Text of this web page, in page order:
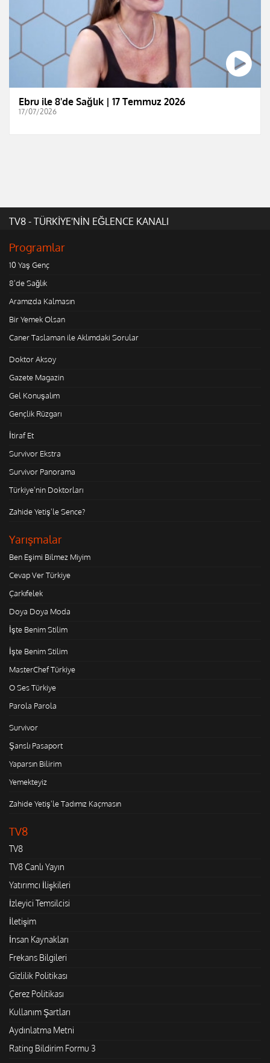
Ebru ile 8'de Sağlık | 17 Temmuz 2026
17/07/2026
TV8 - TÜRKİYE'NİN EĞLENCE KANALI
Programlar
10 Yaş Genç
8'de Sağlık
Aramızda Kalmasın
Bir Yemek Olsan
Caner Taslaman ile Aklımdaki Sorular
Doktor Aksoy
Gazete Magazin
Gel Konuşalım
Gençlik Rüzgarı
İtiraf Et
Survivor Ekstra
Survivor Panorama
Türkiye'nin Doktorları
Zahide Yetiş'le Sence?
Yarışmalar
Ben Eşimi Bilmez Miyim
Cevap Ver Türkiye
Çarkıfelek
Doya Doya Moda
İşte Benim Stilim
İşte Benim Stilim
MasterChef Türkiye
O Ses Türkiye
Parola Parola
Survivor
Şanslı Pasaport
Yaparsın Bilirim
Yemekteyiz
Zahide Yetiş'le Tadımız Kaçmasın
TV8
TV8
TV8 Canlı Yayın
Yatırımcı İlişkileri
İzleyici Temsilcisi
İletişim
İnsan Kaynakları
Frekans Bilgileri
Gizlilik Politikası
Çerez Politikası
Kullanım Şartları
Aydınlatma Metni
Rating Bildirim Formu 3